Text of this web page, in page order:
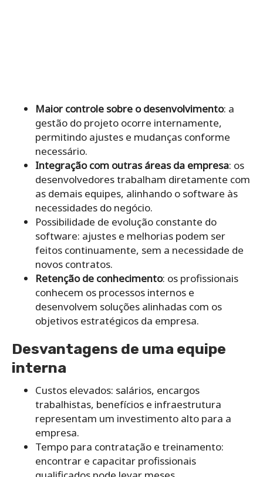
Maior controle sobre o desenvolvimento: a
gestão do projeto ocorre internamente,
permitindo ajustes e mudanças conforme
necessário.
Integração com outras áreas da empresa: os
desenvolvedores trabalham diretamente com
as demais equipes, alinhando o software às
necessidades do negócio.
Possibilidade de evolução constante do
software: ajustes e melhorias podem ser
feitos continuamente, sem a necessidade de
novos contratos.
Retenção de conhecimento: os profissionais
conhecem os processos internos e
desenvolvem soluções alinhadas com os
objetivos estratégicos da empresa.
Desvantagens de uma equipe
interna
Custos elevados: salários, encargos
trabalhistas, benefícios e infraestrutura
representam um investimento alto para a
empresa.
Tempo para contratação e treinamento:
encontrar e capacitar profissionais